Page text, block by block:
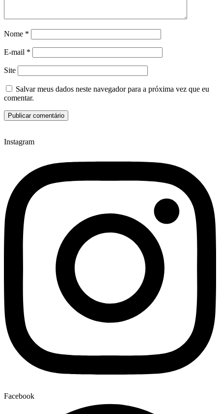
Nome *
E-mail *
Site
Salvar meus dados neste navegador para a próxima vez que eu
comentar.
Instagram
Facebook